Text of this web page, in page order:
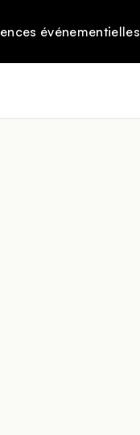
événementielles